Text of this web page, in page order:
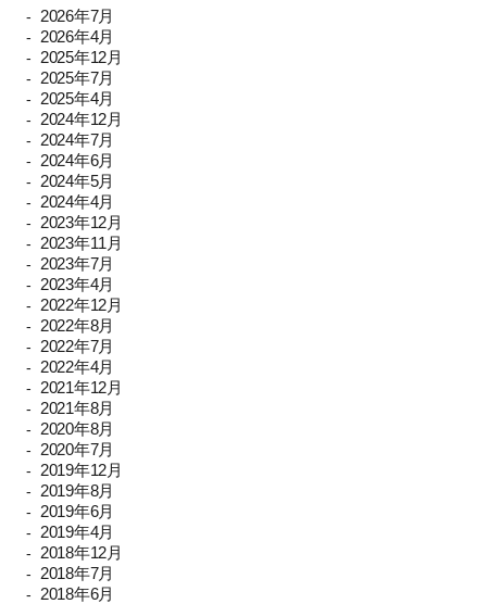
2026年7月
2026年4月
2025年12月
2025年7月
2025年4月
2024年12月
2024年7月
2024年6月
2024年5月
2024年4月
2023年12月
2023年11月
2023年7月
2023年4月
2022年12月
2022年8月
2022年7月
2022年4月
2021年12月
2021年8月
2020年8月
2020年7月
2019年12月
2019年8月
2019年6月
2019年4月
2018年12月
2018年7月
2018年6月